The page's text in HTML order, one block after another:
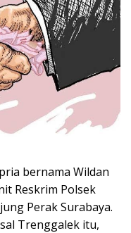
bernama Wildan
Reskrim Polsek
Perak Surabaya.
Trenggalek itu,